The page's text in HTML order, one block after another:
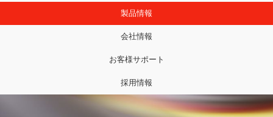
製品情報
会社情報
お客様サポート
採用情報